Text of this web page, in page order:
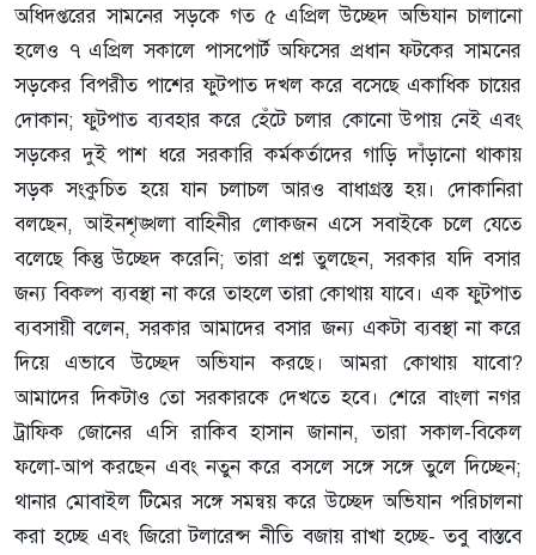
অধিদপ্তরের সামনের সড়কে গত ৫ এপ্রিল উচ্ছেদ অভিযান চালানো
হলেও ৭ এপ্রিল সকালে পাসপোর্ট অফিসের প্রধান ফটকের সামনের
সড়কের বিপরীত পাশের ফুটপাত দখল করে বসেছে একাধিক চায়ের
দোকান; ফুটপাত ব্যবহার করে হেঁটে চলার কোনো উপায় নেই এবং
সড়কের দুই পাশ ধরে সরকারি কর্মকর্তাদের গাড়ি দাঁড়ানো থাকায়
সড়ক সংকুচিত হয়ে যান চলাচল আরও বাধাগ্রস্ত হয়। দোকানিরা
বলছেন, আইনশৃঙ্খলা বাহিনীর লোকজন এসে সবাইকে চলে যেতে
বলেছে কিন্তু উচ্ছেদ করেনি; তারা প্রশ্ন তুলছেন, সরকার যদি বসার
জন্য বিকল্প ব্যবস্থা না করে তাহলে তারা কোথায় যাবে। এক ফুটপাত
ব্যবসায়ী বলেন, সরকার আমাদের বসার জন্য একটা ব্যবস্থা না করে
দিয়ে এভাবে উচ্ছেদ অভিযান করছে। আমরা কোথায় যাবো?
আমাদের দিকটাও তো সরকারকে দেখতে হবে। শেরে বাংলা নগর
ট্রাফিক জোনের এসি রাকিব হাসান জানান, তারা সকাল‑বিকেল
ফলো‑আপ করছেন এবং নতুন করে বসলে সঙ্গে সঙ্গে তুলে দিচ্ছেন;
থানার মোবাইল টিমের সঙ্গে সমন্বয় করে উচ্ছেদ অভিযান পরিচালনা
করা হচ্ছে এবং জিরো টলারেন্স নীতি বজায় রাখা হচ্ছে- তবু বাস্তবে